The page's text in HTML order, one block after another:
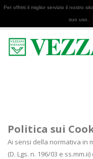
Per offrirti il miglior servizio il nostro
suo uso.
Politica sui
Ai sensi della normativa in
(D. Lgs. n. 196/03 e